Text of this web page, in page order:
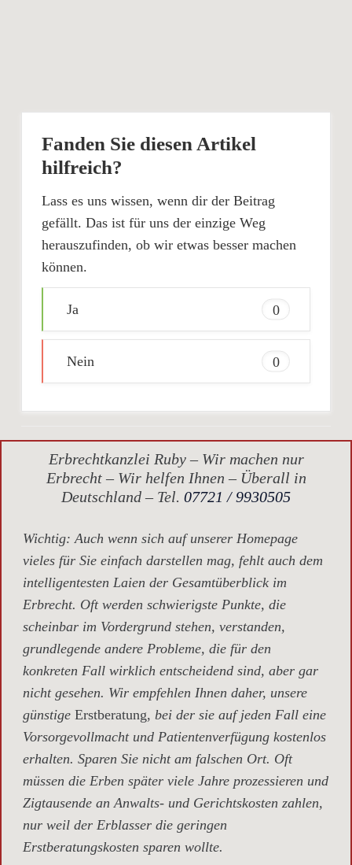
Fanden Sie diesen Artikel
hilfreich?
Lass es uns wissen, wenn dir der Beitrag
gefällt. Das ist für uns der einzige Weg
herauszufinden, ob wir etwas besser machen
können.
Ja 0
Nein 0
Erbrechtkanzlei Ruby – Wir machen nur
Erbrecht – Wir helfen Ihnen – Überall in
Deutschland – Tel. 07721 / 9930505
Wichtig: Auch wenn sich auf unserer Homepage
vieles für Sie einfach darstellen mag, fehlt auch dem
intelligentesten Laien der Gesamtüberblick im
Erbrecht. Oft werden schwierigste Punkte, die
scheinbar im Vordergrund stehen, verstanden,
grundlegende andere Probleme, die für den
konkreten Fall wirklich entscheidend sind, aber gar
nicht gesehen. Wir empfehlen Ihnen daher, unsere
günstige Erstberatung, bei der sie auf jeden Fall eine
Vorsorgevollmacht und Patientenverfügung kostenlos
erhalten. Sparen Sie nicht am falschen Ort. Oft
müssen die Erben später viele Jahre prozessieren und
Zigtausende an Anwalts- und Gerichtskosten zahlen,
nur weil der Erblasser die geringen
Erstberatungskosten sparen wollte.